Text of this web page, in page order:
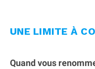
UNE LIMITE À
Quand vous